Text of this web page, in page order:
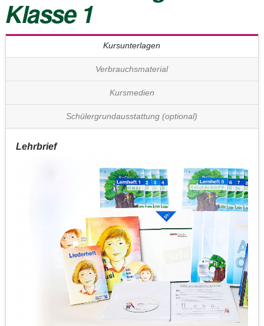
Klasse 1
Kursunterlagen
Verbrauchsmaterial
Kursmedien
Schülergrundausstattung (optional)
Lehrbrief